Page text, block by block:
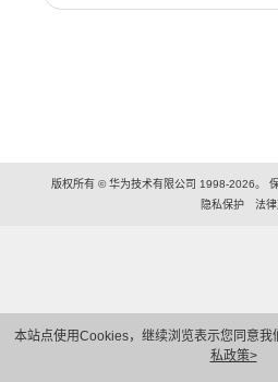
本站点使用Cookies，继续浏览表示您同意我
私政策>
版权所有 © 华为技术有限公司 1998-2026。
隐私保护
法